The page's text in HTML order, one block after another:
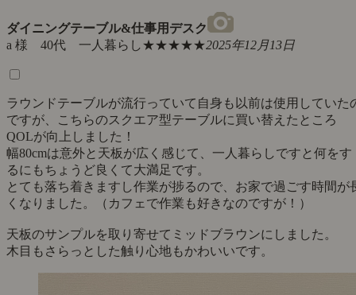
ダイニングテーブル&仕事用デスク
a 様 40代 一人暮らし★★★★★2025年12月13日
ラウンドテーブルが流行っていて自身も以前は使用していた
ですが、こちらのスクエア型テーブルに買い替えたところ
QOLが向上しました！
幅80cmは意外と天板が広く感じて、一人暮らしですと何をす
るにもちょうど良くて大満足です。
とても落ち着きますし作業が捗るので、お家で過ごす時間が
くなりました。（カフェで作業も好きなのですが！）
天板のサンプルを取り寄せてミッドブラウンにしました。
木目もさらっとした触り心地もかわいいです。